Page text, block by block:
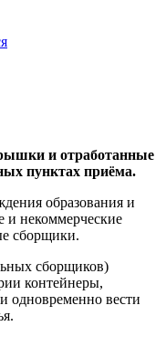
и отработанные
пунктах приёма.
образования и
и некоммерческие
сборщики.
сборщиков)
контейнеры,
одновременно вести